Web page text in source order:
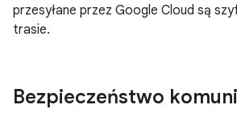
przesyłane przez Google Cloud są
trasie.
Bezpieczeństwo